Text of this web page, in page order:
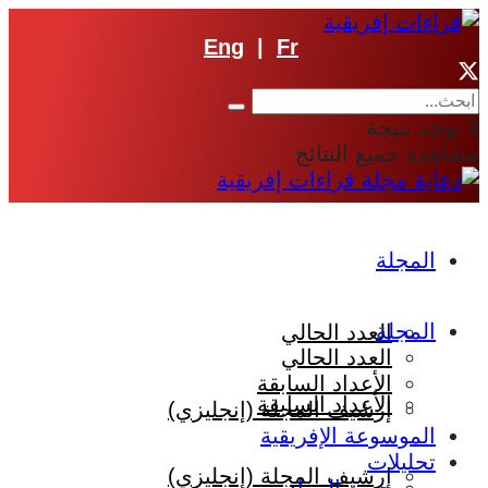
Eng Fr
لا توجد نتيجة
مشاهدة جميع النتائج
المجلة
العدد الحالي
الأعداد السابقة
إرشيف المجلة (إنجليزي)
المجلة
العدد الحالي
الأعداد السابقة
إرشيف المجلة (إنجليزي)
الموسوعة الإفريقية
تحليلات